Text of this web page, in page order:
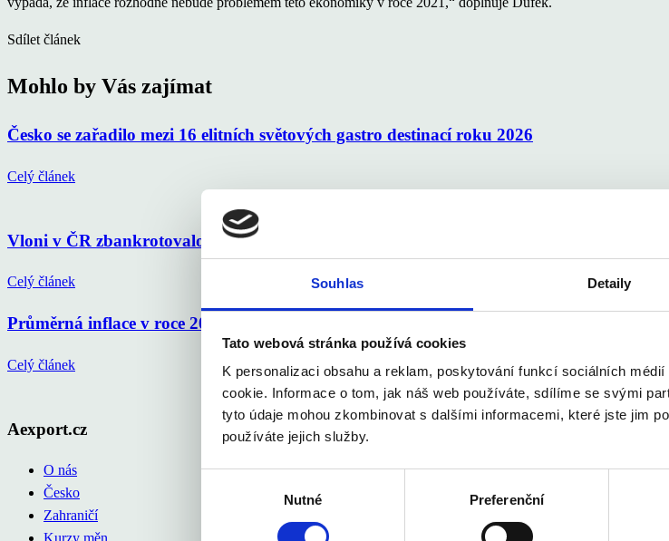
Souhlas Detaily
Tato webová stránka používá cookies
K personalizaci obsahu a reklam, poskytování funkcí sociálních
cookie. Informace o tom, jak náš web používáte, sdílíme se svými
tyto údaje mohou zkombinovat s dalšími informacemi, které jste jim
používáte jejich služby.
Nutné Preferenční
Sdílet článek
Mohlo by Vás zajímat
Česko se zařadilo mezi 16 elitních světových gastro destinací roku 2026
Celý článek
Vloni v ČR zbankrotovalo 6 213 podnikatelů, o 16 % více než v roce 2024
Celý článek
Průměrná inflace v roce 2025 na 2,5 %, letos okolo 2 %
Celý článek
Aexport.cz
O nás
Česko
Zahraničí